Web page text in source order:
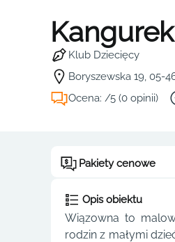
Kangurek
Klub Dziecięcy
Boryszewska 19, 05-
Ocena: /5 (0 opinii)
Pakiety cenowe
Opis obiektu
Wiązowna to
rodzin z małymi